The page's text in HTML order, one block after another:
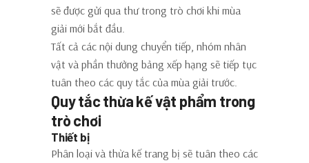
sẽ được gửi qua thư trong trò chơi khi mùa
giải mới bắt đầu.
Tất cả các nội dung chuyển tiếp, nhóm nhân
vật và phần thưởng bảng xếp hạng sẽ tiếp tục
tuân theo các quy tắc của mùa giải trước.
Quy tắc thừa kế vật phẩm trong
trò chơi
Thiết bị
Phân loại và thừa kế trang bị sẽ tuân theo các